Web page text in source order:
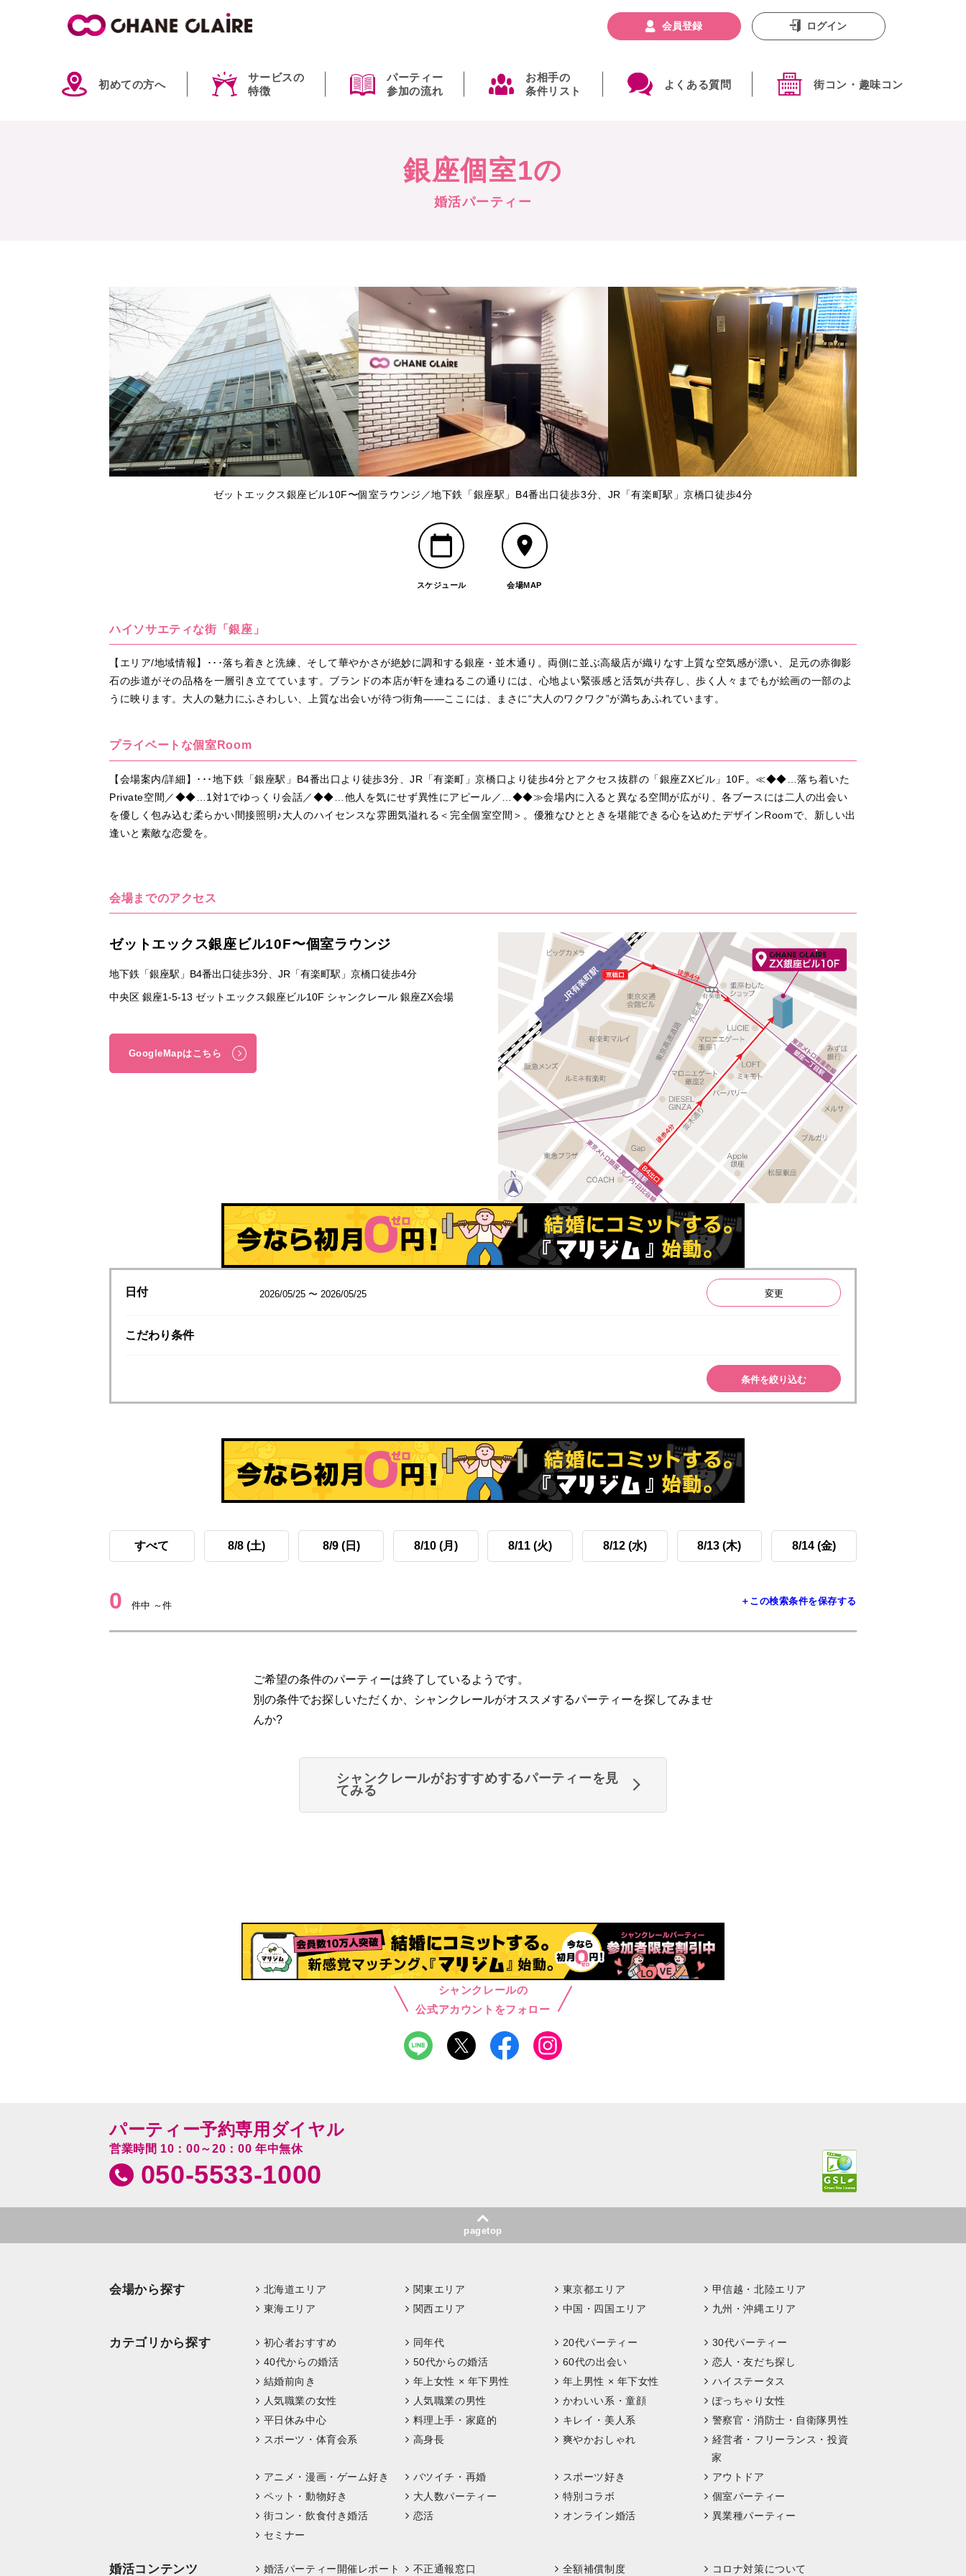
初めての方へ
サービスの
特徴
パーティー
参加の流れ
お相手の
条件リスト
よくある質問 街コン・趣味コン
会員登録 ログイン
銀座個室1の
婚活パーティー
ゼットエックス銀座ビル10F〜個室ラウンジ／地下鉄「銀座駅」B4番出口徒歩3分、JR「有楽町駅」京橋口徒歩4分
スケジュール 会場MAP
ハイソサエティな街「銀座」
【エリア/地域情報】･･･落ち着きと洗練、そして華やかさが絶妙に調和する銀座・並木通り。両側に並ぶ高級店が織りなす上質な空気感が漂い、足元の赤御影
石の歩道がその品格を一層引き立てています。ブランドの本店が軒を連ねるこの通りには、心地よい緊張感と活気が共存し、歩く人々までもが絵画の一部のよ
うに映ります。大人の魅力にふさわしい、上質な出会いが待つ街角――ここには、まさに“大人のワクワク”が満ちあふれています。
プライベートな個室Room
【会場案内/詳細】･･･地下鉄「銀座駅」B4番出口より徒歩3分、JR「有楽町」京橋口より徒歩4分とアクセス抜群の「銀座ZXビル」10F。≪◆◆…落ち着いた
Private空間／◆◆…1対1でゆっくり会話／◆◆…他人を気にせず異性にアピール／…◆◆≫会場内に入ると異なる空間が広がり、各ブースには二人の出会い
を優しく包み込む柔らかい間接照明♪大人のハイセンスな雰囲気溢れる＜完全個室空間＞。優雅なひとときを堪能できる心を込めたデザインRoomで、新しい出
逢いと素敵な恋愛を。
会場までのアクセス
ゼットエックス銀座ビル10F〜個室ラウンジ
地下鉄「銀座駅」B4番出口徒歩3分、JR「有楽町駅」京橋口徒歩4分
中央区 銀座1-5-13 ゼットエックス銀座ビル10F シャンクレール 銀座ZX会場
GoogleMapはこちら
日付 2026/05/25 〜 2026/05/25 変更
こだわり条件
条件を絞り込む
すべて 8/8 (土) 8/9 (日) 8/10 (月) 8/11 (火) 8/12 (水) 8/13 (木) 8/14 (金)
0 件中 ～件 ＋この検索条件を保存する
ご希望の条件のパーティーは終了しているようです。
別の条件でお探しいただくか、シャンクレールがオススメするパーティーを探してみませ
んか?
シャンクレールがおすすめするパーティーを見
てみる
シャンクレールの
公式アカウントをフォロー
パーティー予約専用ダイヤル
営業時間 10：00～20：00 年中無休
050-5533-1000
pagetop
会場から探す 北海道エリア 関東エリア 東京都エリア
甲信越・北陸エリア
東海エリア
関西エリア 中国・四国エリア 九州・沖縄エリア
カテゴリから探す 初心者おすすめ 同年代 20代パーティー
30代パーティー
40代からの婚活
50代からの婚活 60代の出会い
恋人・友だち探し
結婚前向き
年上女性 × 年下男性 年上男性 × 年下女性
ハイステータス
人気職業の女性
人気職業の男性 かわいい系・童顔
ぽっちゃり女性
平日休み中心
料理上手・家庭的 キレイ・美人系
警察官・消防士・自衛隊男性
スポーツ・体育会系
高身長 爽やかおしゃれ
経営者・フリーランス・投資
家
アニメ・漫画・ゲーム好き
バツイチ・再婚 スポーツ好き
アウトドア
ペット・動物好き
大人数パーティー 特別コラボ
個室パーティー
街コン・飲食付き婚活
恋活 オンライン婚活
異業種パーティー
セミナー
婚活コンテンツ 婚活パーティー開催レポート 不正通報窓口 全額補償制度 コロナ対策について